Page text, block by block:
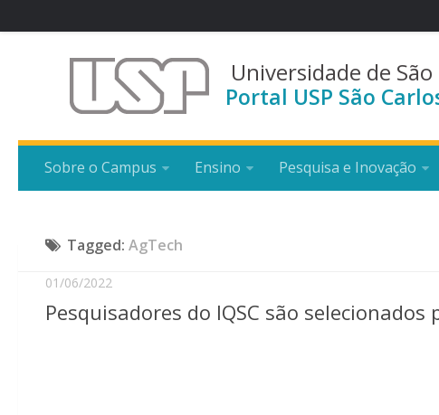
Universidade de São
Portal USP São
Sobre o Campus Ensino Pesquisa e Inovação
Tagged: AgTech
01/06/2022
Pesquisadores do IQSC são